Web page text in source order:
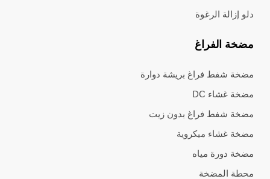
دلو إزالة الرغوة
مضخة الفراغ
مضخة شفط فراغ بريشة دوارة
مضخة غشاء DC
مضخة شفط فراغ بدون زيت
مضخة غشاء ميكروية
مضخة دورة مياه
محطة المضخة